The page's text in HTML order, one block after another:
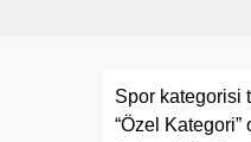
Spor kategorisi
“Özel